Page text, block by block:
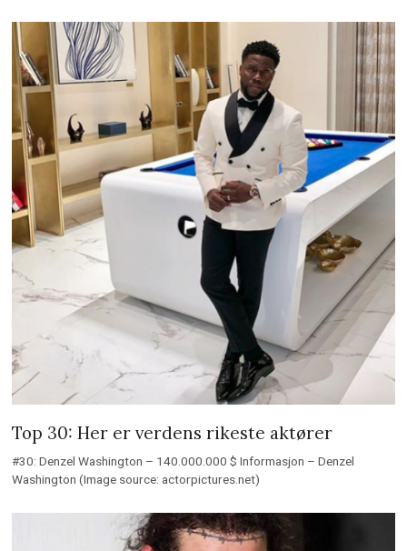
Top 30: Her er verdens rikeste aktører
#30: Denzel Washington – 140.000.000 $ Informasjon – Denzel
Washington (Image source: actorpictures.net)